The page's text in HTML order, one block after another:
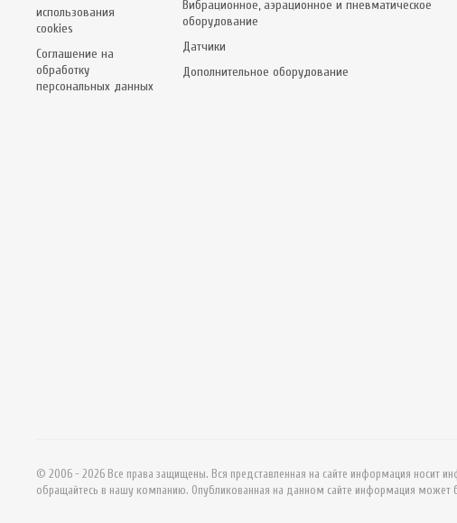
использования
cookies
Соглашение на
обработку
персональных данных
Вибрационное, аэрационное и пневматическое
оборудование
Датчики
Дополнительное оборудование
© 2006 - 2026 Все права защищены. Вся представленная на сайте информация носит
обращайтесь в нашу компанию. Опубликованная на данном сайте информация